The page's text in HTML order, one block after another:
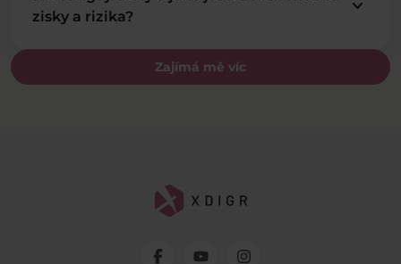
Zajímá mě víc
zisky a rizika?
keyboard_arrow_down